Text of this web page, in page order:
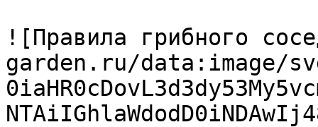
![Правила грибного
garden.ru/data:image/